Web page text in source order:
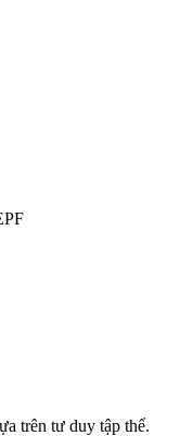
trên tư duy tập thể.